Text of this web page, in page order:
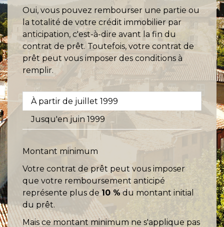
Oui, vous pouvez rembourser une partie ou
la totalité de votre crédit immobilier par
anticipation, c'est-à-dire avant la fin du
contrat de prêt. Toutefois, votre contrat de
prêt peut vous imposer des conditions à
remplir.
À partir de juillet 1999
Jusqu'en juin 1999
Montant minimum
Votre contrat de prêt peut vous imposer
que votre remboursement anticipé
représente plus de 10 %du montant initial
du prêt.
Mais ce montant minimum ne s'applique pas